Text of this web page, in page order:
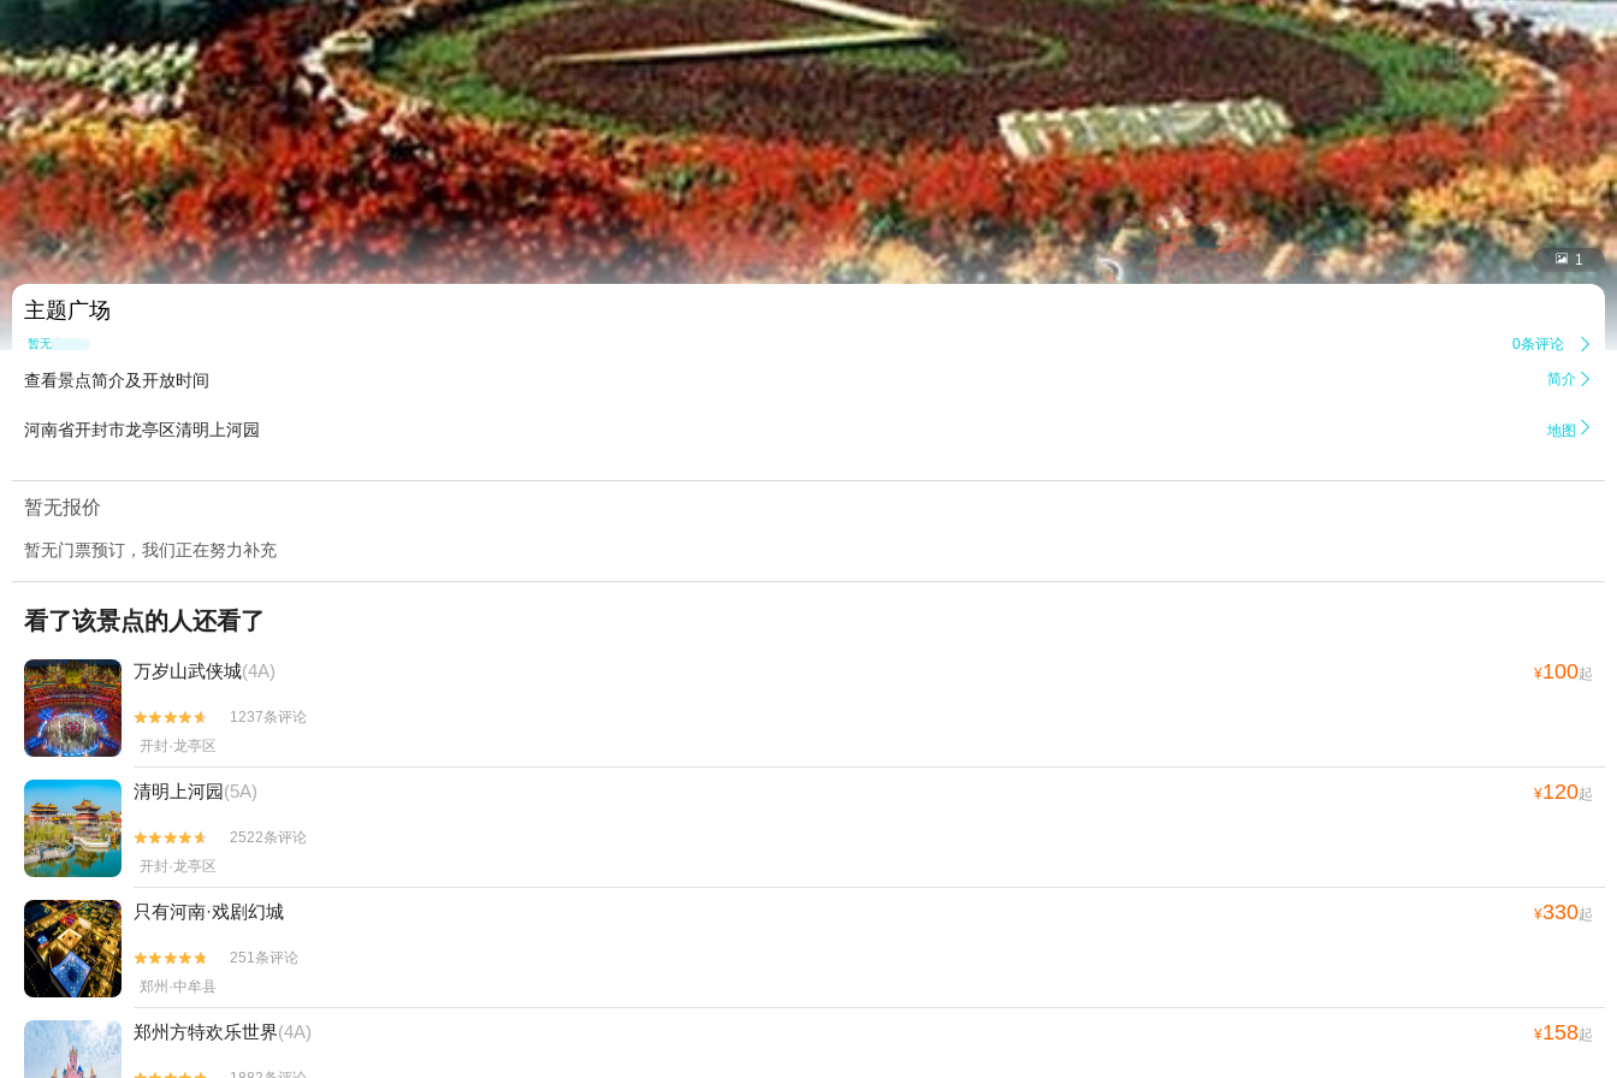
 1
主题广场
暂无点评 0条评论 
查看景点简介及开放时间 简介 
河南省开封市龙亭区清明上河园 地图 
暂无报价
暂无门票预订，我们正在努力补充
看了该景点的人还看了
万岁山武侠城(4A) ¥100起


1237条评论
开封·龙亭区
清明上河园(5A) ¥120起


2522条评论
开封·龙亭区
只有河南·戏剧幻城 ¥330起


251条评论
郑州·中牟县
郑州方特欢乐世界(4A) ¥158起